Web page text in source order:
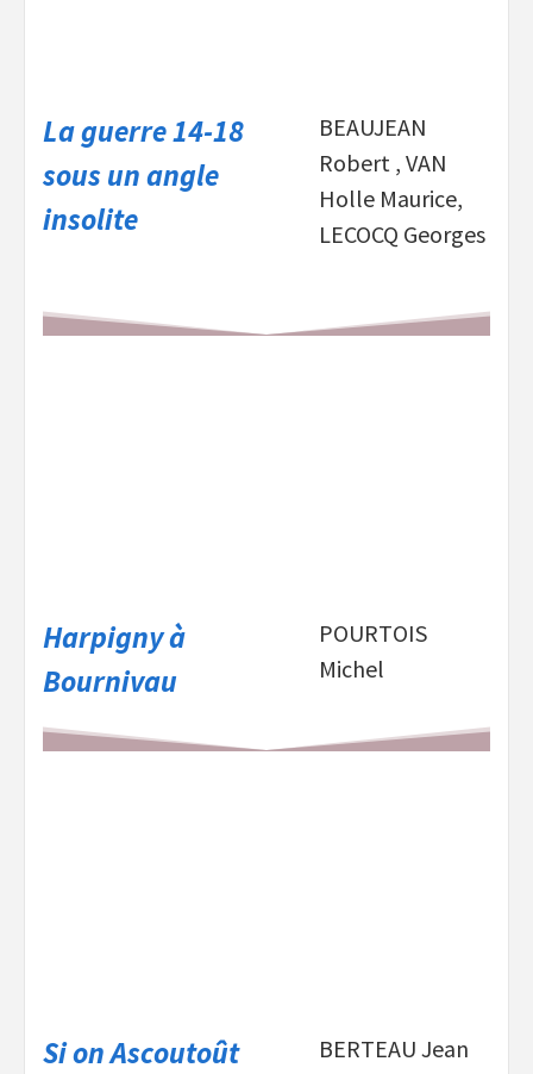
La guerre 14-18
sous un angle
insolite
BEAUJEAN
Robert , VAN
Holle Maurice,
LECOCQ Georges
Harpigny à
Bournivau
POURTOIS
Michel
Si on Ascoutoût
BERTEAU Jean